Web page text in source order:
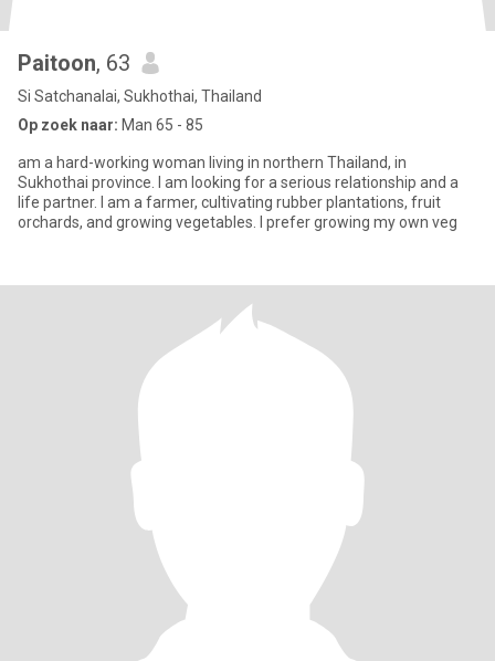
Paitoon, 63
Si Satchanalai, Sukhothai, Thailand
Op zoek naar: Man 65 - 85
am a hard-working woman living in northern Thailand, in
Sukhothai province. I am looking for a serious relationship and a
life partner. I am a farmer, cultivating rubber plantations, fruit
orchards, and growing vegetables. I prefer growing my own veg